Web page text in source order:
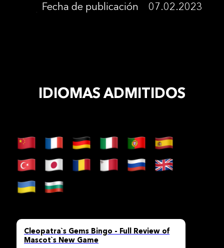
Fecha de publicación 07.02.2023
IDIOMAS ADMITIDOS
Cleopatra`s Gems Bingo - Full Review of
Mascot`s New Game